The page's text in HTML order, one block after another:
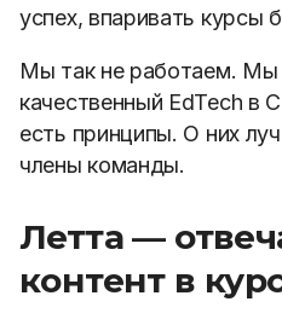
успех, впаривать курсы
Мы так не работаем. Мы
качественный EdTech в
есть принципы. О них
члены команды.
Летта —
контент в